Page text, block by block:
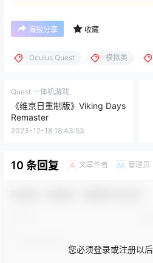
海报分享 收藏
Oculus Quest 模拟类
Quest 一体机游戏
《维京日重制版》Viking Days
Remaster
2023-12-18 18:43:53
10 条回复 A 文章作者 M 管理员
您必须登录或注册以